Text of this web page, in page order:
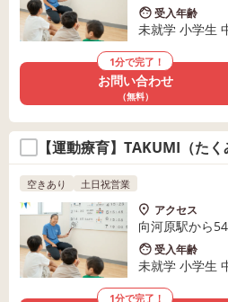
受入年齢
未就学 小学生
1分で完了！
お問い合わせ
（無料）
【運動療育】TAKUMI（た
空きあり 土日祝営業
アクセス
向河原駅から
受入年齢
未就学 小学生
1分で完了！